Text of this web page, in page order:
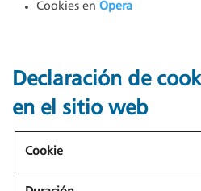
Cookies en Opera
Declaración de
en el sitio web
Cookie